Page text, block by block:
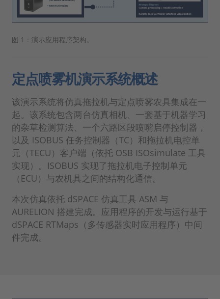
图 1：演示应用程序架构。
定点喷雾机演示系统概述
该演示系统将仿真拖拉机与定点喷雾农具集成在一
起。该系统包含两台仿真相机、一套基于机器学习
的杂草检测算法、一个六路区段喷嘴启停控制器，
以及 ISOBUS 任务控制器（TC）和拖拉机电控单
元（TECU）客户端（依托 OSB ISOsimulate 工具
实现）。ISOBUS 实现了拖拉机电子控制单元
（ECU）与农机具之间的结构化通信。
本次仿真依托 dSPACE 仿真工具 ASM 与
AURELION 搭建完成。应用程序的开发与运行基于
dSPACE RTMaps（多传感器实时应用程序）中间
件完成。